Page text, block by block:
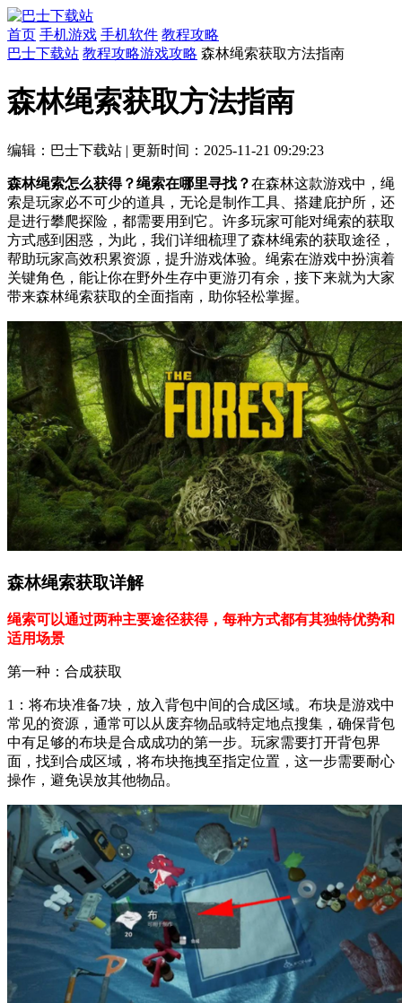
首页 手机游戏 手机软件 教程攻略
巴士下载站 教程攻略游戏攻略 森林绳索获取方法指南
森林绳索获取方法指南
编辑：巴士下载站 | 更新时间：2025-11-21 09:29:23
森林绳索怎么获得？绳索在哪里寻找？在森林这款游戏中，绳
索是玩家必不可少的道具，无论是制作工具、搭建庇护所，还
是进行攀爬探险，都需要用到它。许多玩家可能对绳索的获取
方式感到困惑，为此，我们详细梳理了森林绳索的获取途径，
帮助玩家高效积累资源，提升游戏体验。绳索在游戏中扮演着
关键角色，能让你在野外生存中更游刃有余，接下来就为大家
带来森林绳索获取的全面指南，助你轻松掌握。
森林绳索获取详解
绳索可以通过两种主要途径获得，每种方式都有其独特优势和
适用场景
第一种：合成获取
1：将布块准备7块，放入背包中间的合成区域。布块是游戏中
常见的资源，通常可以从废弃物品或特定地点搜集，确保背包
中有足够的布块是合成成功的第一步。玩家需要打开背包界
面，找到合成区域，将布块拖拽至指定位置，这一步需要耐心
操作，避免误放其他物品。